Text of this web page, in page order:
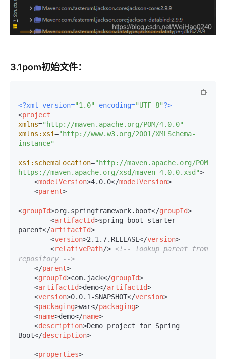
3.1pom初始文件：
<?xml version="1.0" encoding="UTF-8"?>
<project
xmlns="http://maven.apache.org/POM/4.0.0"
xmlns:xsi="http://www.w3.org/2001/XMLSchema-
instance"
xsi:schemaLocation="http://maven.apache.org/POM/
https://maven.apache.org/xsd/maven-4.0.0.xsd">
<modelVersion>4.0.0</modelVersion>
<parent>
<groupId>org.springframework.boot</groupId>
<artifactId>spring-boot-starter-
parent</artifactId>
<version>2.1.7.RELEASE</version>
<relativePath/> <!-- lookup parent from
repository -->
</parent>
<groupId>com.jack</groupId>
<artifactId>demo</artifactId>
<version>0.0.1-SNAPSHOT</version>
<packaging>war</packaging>
<name>demo</name>
<description>Demo project for Spring
Boot</description>
<properties>